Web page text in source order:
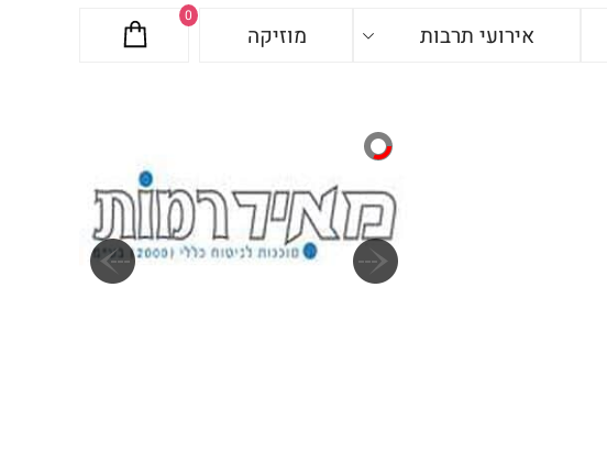
0
אירועי תרבות
מוזיקה